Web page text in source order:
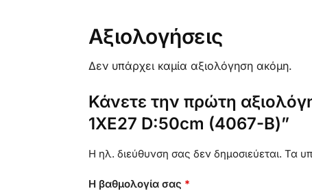
Αξιολογήσεις
Δεν υπάρχει καμία αξιολόγηση ακόμη.
Κάνετε την πρώτη
1XE27 D:50cm (4067-Β)”
Η ηλ. διεύθυνση σας δεν δημοσιεύεται. Τα
Η βαθμολογία σας *